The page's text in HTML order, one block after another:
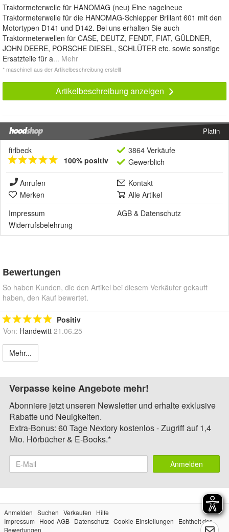
Traktormeterwelle für HANOMAG (neu) Eine nagelneue
Traktormeterwelle für die HANOMAG-Schlepper Brillant 601 mit den
Motortypen D141 und D142. Bei uns erhalten Sie auch
Traktormeterwellen für CASE, DEUTZ, FENDT, FIAT, GÜLDNER,
JOHN DEERE, PORSCHE DIESEL, SCHLÜTER etc. sowie sonstige
Ersatzteile für a... Mehr
* maschinell aus der Artikelbeschreibung erstellt
Artikelbeschreibung anzeigen
Platin
firlbeck
100% positiv
3864 Verkäufe
Gewerblich
Anrufen
Kontakt
Merken
Alle Artikel
Impressum
AGB & Datenschutz
Widerrufsbelehrung
Bewertungen
So haben Kunden, die den Artikel bei diesem Verkäufer gekauft
haben, den Kauf bewertet.
Positiv
Von: Handewitt 21.06.25
Mehr...
Verpasse keine Angebote mehr!
Abonniere jetzt unseren Newsletter und erhalte exklusive
Rabatte und Neuigkeiten.
Extra-Bonus: 60 Tage Nextory kostenlos - Zugriff auf 1,4
Mio. Hörbücher & E-Books.*
Anmelden
Anmelden Suchen Verkaufen
Hilfe
Impressum
Hood-AGB Datenschutz Cookie-Einstellungen
Echtheit der
Bewertungen